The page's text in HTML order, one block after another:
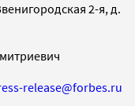
2-я, д.
release@forbes.ru